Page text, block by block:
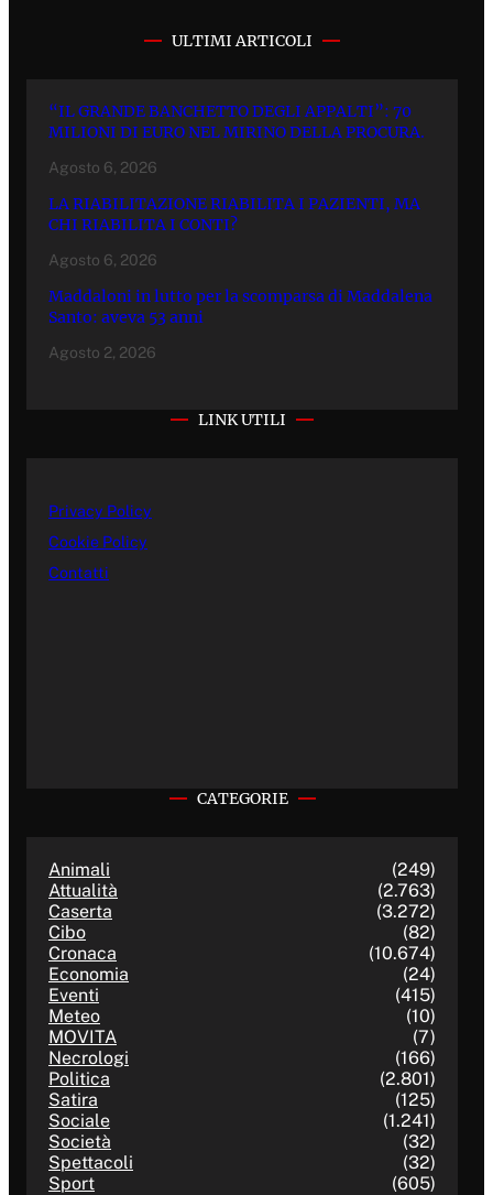
ULTIMI ARTICOLI
“IL GRANDE BANCHETTO DEGLI APPALTI”: 70
MILIONI DI EURO NEL MIRINO DELLA PROCURA.
Agosto 6, 2026
LA RIABILITAZIONE RIABILITA I PAZIENTI, MA
CHI RIABILITA I CONTI?
Agosto 6, 2026
Maddaloni in lutto per la scomparsa di Maddalena
Santo: aveva 53 anni
Agosto 2, 2026
LINK UTILI
Privacy Policy
Cookie Policy
Contatti
CATEGORIE
Animali
(249)
Attualità
(2.763)
Caserta
(3.272)
Cibo
(82)
Cronaca
(10.674)
Economia
(24)
Eventi
(415)
Meteo
(10)
MOVITA
(7)
Necrologi
(166)
Politica
(2.801)
Satira
(125)
Sociale
(1.241)
Società
(32)
Spettacoli
(32)
Sport
(605)